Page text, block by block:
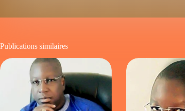
Publications similaires